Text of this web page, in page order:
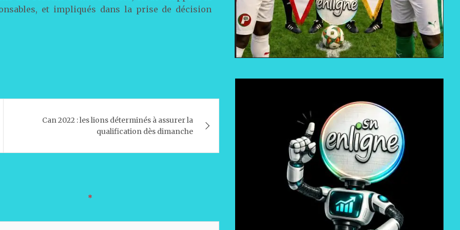
et impliqués dans la prise de décision
Can 2022 : les lions déterminés à assurer la
qualification dès dimanche
*